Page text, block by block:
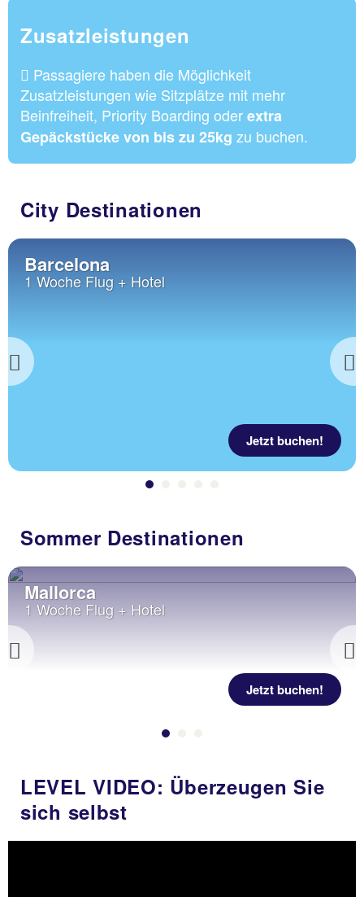
Zusatzleistungen
Passagiere haben die Möglichkeit
Zusatzleistungen wie Sitzplätze mit mehr
Beinfreiheit, Priority Boarding oderextra
Gepäckstücke von bis zu 25kg zu buchen.
City Destinationen
Previous
Barcelona
1 Woche Flug + Hotel
Jetzt buchen!
Sommer Destinationen
Previous
Mallorca
1 Woche Flug + Hotel
Jetzt buchen!
LEVEL VIDEO: Überzeugen Sie
sich selbst